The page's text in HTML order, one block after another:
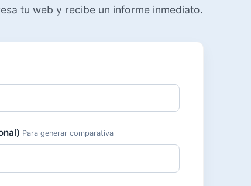
tu web y recibe un informe inmediato.
Para generar comparativa